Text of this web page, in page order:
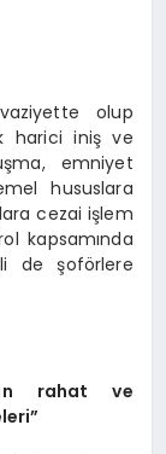
olup
harici iniş ve
emniyet
hususlara
cezai işlem
kapsamında
de şoförlere
rahat ve